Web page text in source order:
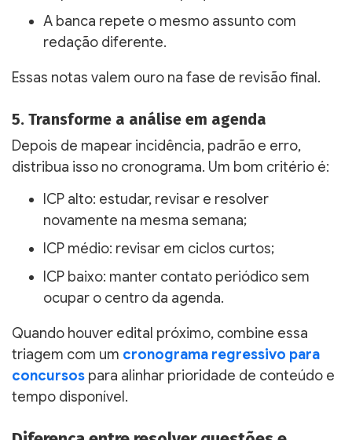
A banca repete o mesmo assunto com
redação diferente.
Essas notas valem ouro na fase de revisão final.
5. Transforme a análise em agenda
Depois de mapear incidência, padrão e erro,
distribua isso no cronograma. Um bom critério é:
ICP alto: estudar, revisar e resolver
novamente na mesma semana;
ICP médio: revisar em ciclos curtos;
ICP baixo: manter contato periódico sem
ocupar o centro da agenda.
Quando houver edital próximo, combine essa
triagem com um cronograma regressivo para
concursos para alinhar prioridade de conteúdo e
tempo disponível.